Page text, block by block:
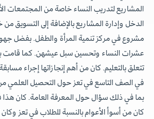
المشاريع لتدريب النساء خاصة من المجتمعات
الدخل وإدارة المشاريع بالإضافة إلى التسويق
مشروع في مركز تنمية المرأة والطفل. بفضل
عشرات النساء وتحسين سبل عيشهن. كما قامت
تتعلق بالتعليم. كان من أهم إنجازاتها إجراء
في الصف التاسع في تعز حول التحصيل العلمي من
كان من أسوأ الأعوام بالنسبة للطلاب في تعز وكان